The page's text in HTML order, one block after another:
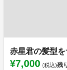
赤星君の髪型
¥7,000 (税込)残